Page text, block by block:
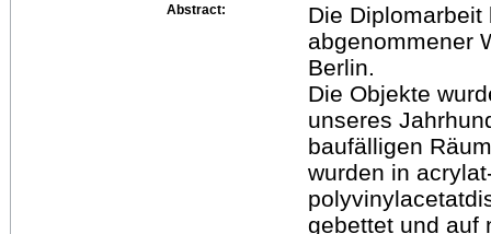
Abstract:
Die
abgenommener
Berlin.
Die Objekte
unseres
baufälligen
wurden in
gebettet und auf